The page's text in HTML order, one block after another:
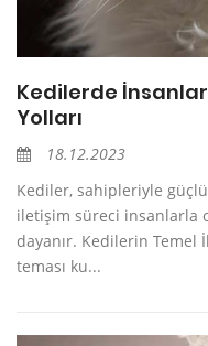
Kedilerde
Yolları
18.12.2023
Kediler, sahipleriyle
iletişim süreci insanlarla
dayanır. Kedilerin Temel
teması ku...